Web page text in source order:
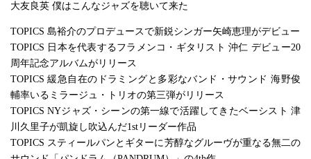
大友良英 僕はこんなジャズを聴いて来た
TOPICS 島裕介のプロデュースで新鋭シンガー矢崎恵理がデビュー
TOPICS 日本を代表するフラメンコ・ギタリスト 沖仁 デビュー20
周年記念アルバムがリリース
TOPICS 緩急自在のドラミングと多彩なバンド・サウンド 海野俊
輔率いるミラージュ・トリオの第三弾がリリース
TOPICS NYジャズ・シーンの第一線で活躍してきたベーシスト 津
川久里子が凱旋し吹込んだ1stリーダー作品
TOPICS スティールパンとギターに芳醇なグルーヴが重なる無二の